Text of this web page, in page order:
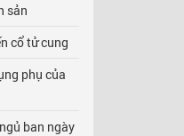
sản
cổ tử cung
phụ của
ban ngày